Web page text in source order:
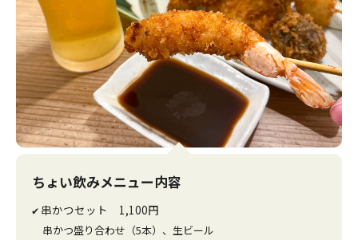
ちょい飲みメニュー内容
✔ 串かつセット 1,100円
串かつ盛り合わせ（5本）、生ビール